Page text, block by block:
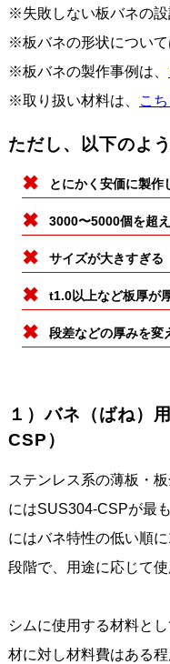
※失敗しない板バネの設
※板バネの形状について
※板バネの製作事例は、
※取り扱い材料は、
こ
ただし、以下のよ
とにかく安価に製作
3000〜5000個を超
サイズが大きすぎる
t1.0以上など板厚が
段差などの厚みを変
１）バネ（ばね）
CSP）
ステンレス系の薄板・
にはSUS304-CSPが最
にはバネ特性の低い順
段階で、用途に応じて使
シムに使用する材料と
材に対し材料費はある